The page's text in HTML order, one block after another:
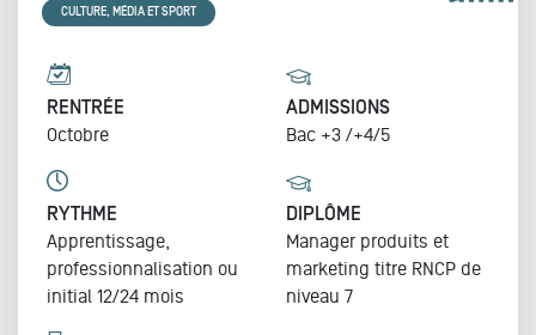
CULTURE, MÉDIA ET SPORT
RENTRÉE
Octobre
ADMISSIONS
Bac +3 /+4/5
RYTHME
Apprentissage,
professionnalisation ou
initial 12/24 mois
DIPLÔME
Manager produits et
marketing titre RNCP de
niveau 7